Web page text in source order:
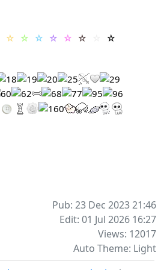
☆ ☆ ☆ ☆ ☆ ☆ ☆
Pub: 23 Dec 2023 21:46
Edit: 01 Jul 2026 16:27
Views: 12017
Auto Theme: Light